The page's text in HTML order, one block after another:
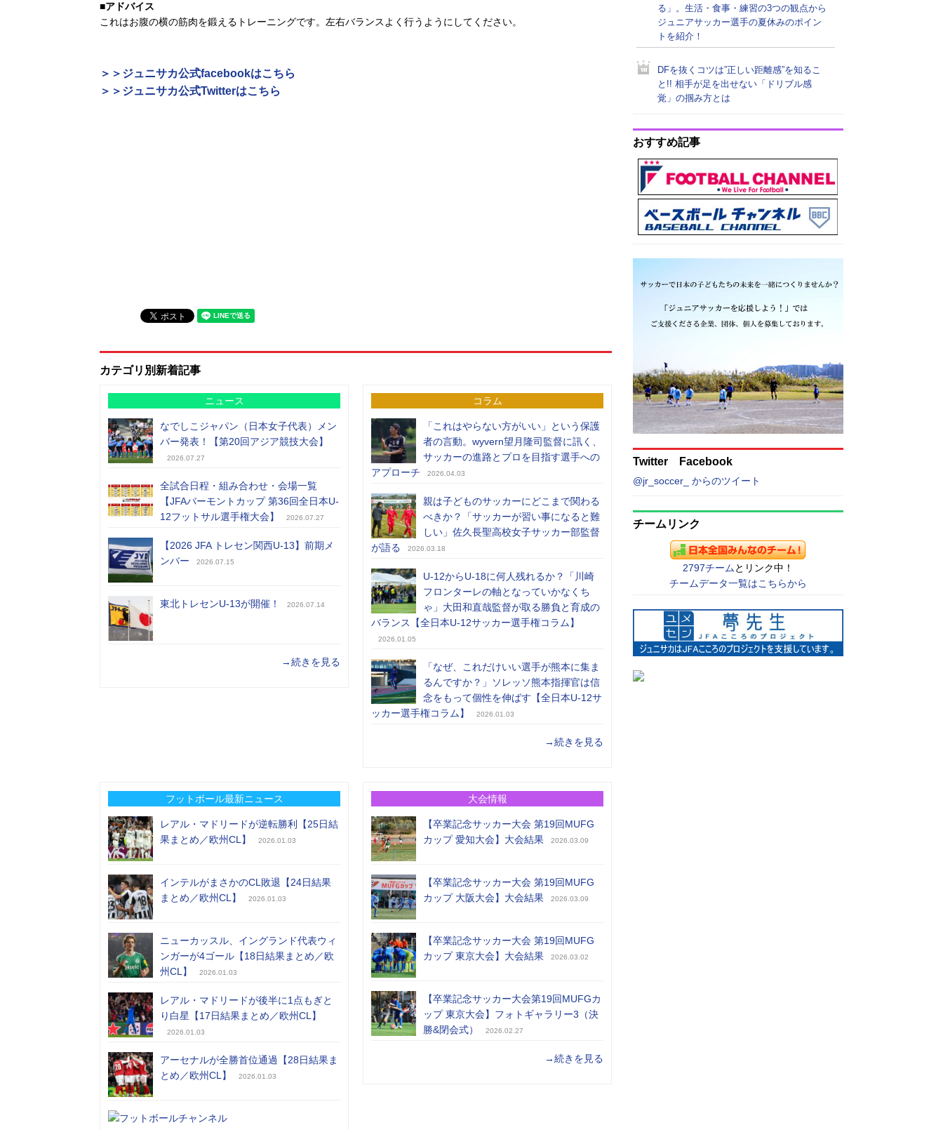
■アドバイス
これはお腹の横の筋肉を鍛えるトレーニングです。左右バランスよく行うようにしてください。
＞＞ジュニサカ公式facebookはこちら
＞＞ジュニサカ公式Twitterはこちら
カテゴリ別新着記事
ニュース
なでしこジャパン（日本女子代表）メン
バー発表！【第20回アジア競技大会】
2026.07.27
全試合日程・組み合わせ・会場一覧
【JFAバーモントカップ 第36回全日本U-
12フットサル選手権大会】
2026.07.27
【2026 JFA トレセン関西U-13】前期メ
ンバー
2026.07.15
東北トレセンU-13が開催！ 2026.07.14
→続きを見る
コラム
「これはやらない方がいい」という保護
者の言動。wyvern望月隆司監督に訊く、
サッカーの進路とプロを目指す選手への
アプローチ
2026.04.03
親は子どものサッカーにどこまで関わる
べきか？「サッカーが習い事になると難
しい」佐久長聖高校女子サッカー部監督
が語る
2026.03.18
U-12からU-18に何人残れるか？「川崎
フロンターレの軸となっていかなくち
ゃ」大田和直哉監督が取る勝負と育成の
バランス【全日本U-12サッカー選手権コラム】
2026.01.05
「なぜ、これだけいい選手が熊本に集ま
るんですか？」ソレッソ熊本指揮官は信
念をもって個性を伸ばす【全日本U-12サ
ッカー選手権コラム】
2026.01.03
→続きを見る
フットボール最新ニュース
レアル・マドリードが逆転勝利【25日結
果まとめ／欧州CL】
2026.01.03
インテルがまさかのCL敗退【24日結果
まとめ／欧州CL】
2026.01.03
ニューカッスル、イングランド代表ウィ
ンガーが4ゴール【18日結果まとめ／欧
州CL】
2026.01.03
レアル・マドリードが後半に1点もぎと
り白星【17日結果まとめ／欧州CL】
2026.01.03
アーセナルが全勝首位通過【28日結果ま
とめ／欧州CL】
2026.01.03
大会情報
【卒業記念サッカー大会 第19回MUFG
カップ 愛知大会】大会結果
2026.03.09
【卒業記念サッカー大会 第19回MUFG
カップ 大阪大会】大会結果
2026.03.09
【卒業記念サッカー大会 第19回MUFG
カップ 東京大会】大会結果
2026.03.02
【卒業記念サッカー大会第19回MUFGカ
ップ 東京大会】フォトギャラリー3（決
勝&閉会式）
2026.02.27
→続きを見る
る」。生活・食事・練習の3つの観点から
ジュニアサッカー選手の夏休みのポイン
トを紹介！
DFを抜くコツは”正しい距離感”を知るこ
と!! 相手が足を出せない「ドリブル感
覚」の掴み方とは
おすすめ記事
Twitter Facebook
@jr_soccer_ からのツイート
チームリンク
2797チーム とリンク中！
チームデータ一覧はこちらから